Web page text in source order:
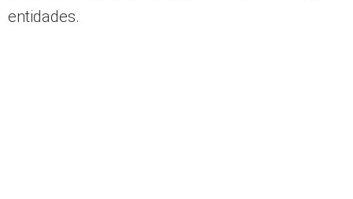
entidades.